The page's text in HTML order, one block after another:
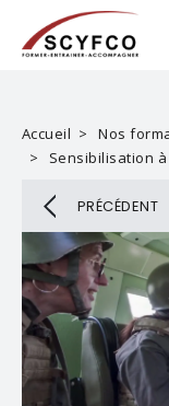
Accueil
Nos
Sensibilisation
PRÉCÉDENT